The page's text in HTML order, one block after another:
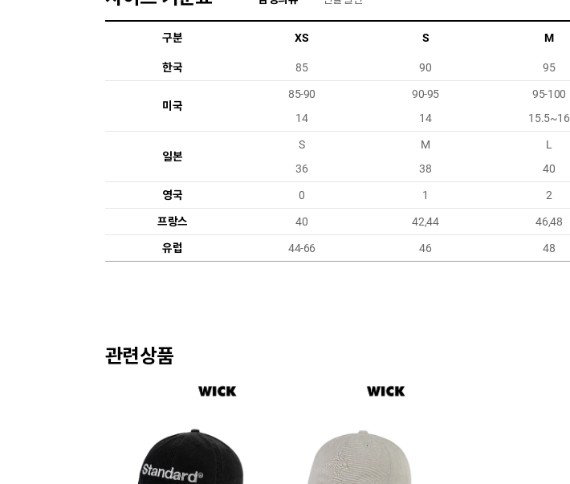
구분 XS S M
한국 85 90 95
미국
85-90
14
90-95
14
95-100
15.5~16
일본
S
36
M
38
L
40
영국 0 1 2
프랑스 40 42,44 46,48
유럽 44-66 46 48
관련상품